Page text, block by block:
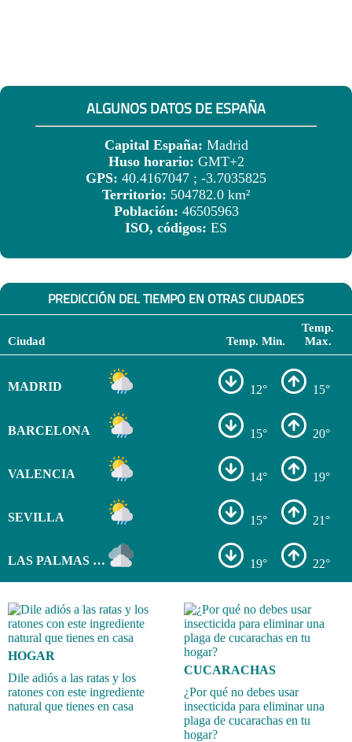
ALGUNOS DATOS DE ESPAÑA
Capital España: Madrid
Huso horario: GMT+2
GPS: 40.4167047 ; -3.7035825
Territorio: 504782.0 km²
Población: 46505963
ISO, códigos: ES
PREDICCIÓN DEL TIEMPO EN OTRAS CIUDADES
Ciudad Temp. Min.
Temp.
Max.
MADRID 12° 15°
BARCELONA 15° 20°
VALENCIA 14° 19°
SEVILLA 15° 21°
LAS PALMAS DE GRAN CANARIA 19° 22°
HOGAR
Dile adiós a las ratas y los
ratones con este ingrediente
natural que tienes en casa
CUCARACHAS
¿Por qué no debes usar
insecticida para eliminar una
plaga de cucarachas en tu
hogar?